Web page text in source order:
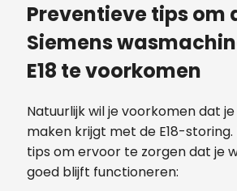
Preventieve tips om
Siemens
E18 te voorkomen
Natuurlijk wil je voorkomen dat
maken krijgt met de E18-storing.
tips om ervoor te zorgen dat je
goed blijft functioneren: